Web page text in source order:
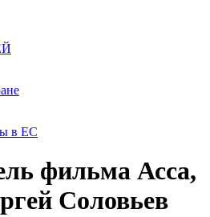
в ЕС
фильма Асса,
Соловьев